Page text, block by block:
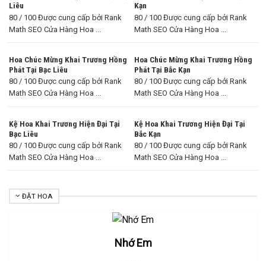
Liêu
80 / 100 Được cung cấp bởi Rank
Math SEO Cửa Hàng Hoa ...
Kạn
80 / 100 Được cung cấp bởi Rank
Math SEO Cửa Hàng Hoa ...
Hoa Chúc Mừng Khai Trương Hồng
Phát Tại Bạc Liêu
80 / 100 Được cung cấp bởi Rank
Math SEO Cửa Hàng Hoa ...
Hoa Chúc Mừng Khai Trương Hồng
Phát Tại Bắc Kạn
80 / 100 Được cung cấp bởi Rank
Math SEO Cửa Hàng Hoa ...
Kệ Hoa Khai Trương Hiện Đại Tại
Bạc Liêu
80 / 100 Được cung cấp bởi Rank
Math SEO Cửa Hàng Hoa ...
Kệ Hoa Khai Trương Hiện Đại Tại
Bắc Kạn
80 / 100 Được cung cấp bởi Rank
Math SEO Cửa Hàng Hoa ...
ĐẶT HOA
Nhớ Em